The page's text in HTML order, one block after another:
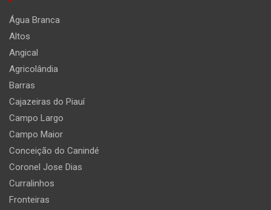
Água Branca
Altos
Angical
Agricolândia
Barras
Cajazeiras do Piauí
Campo Largo
Campo Maior
Conceição do Canindé
Coronel Jose Dias
Curralinhos
Fronteiras